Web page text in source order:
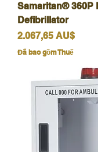
Samaritan® 360P
Defibrillator
Giá
2.067,65 AU$
Đã bao gồm Thuế